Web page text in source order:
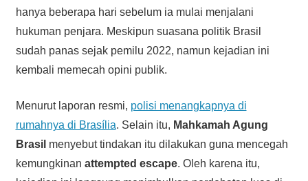
hanya beberapa hari sebelum ia mulai menjalani
hukuman penjara. Meskipun suasana politik Brasil
sudah panas sejak pemilu 2022, namun kejadian ini
kembali memecah opini publik.
Menurut laporan resmi, polisi menangkapnya di
rumahnya di Brasília. Selain itu, Mahkamah Agung
Brasil menyebut tindakan itu dilakukan guna mencegah
kemungkinan attempted escape. Oleh karena itu,